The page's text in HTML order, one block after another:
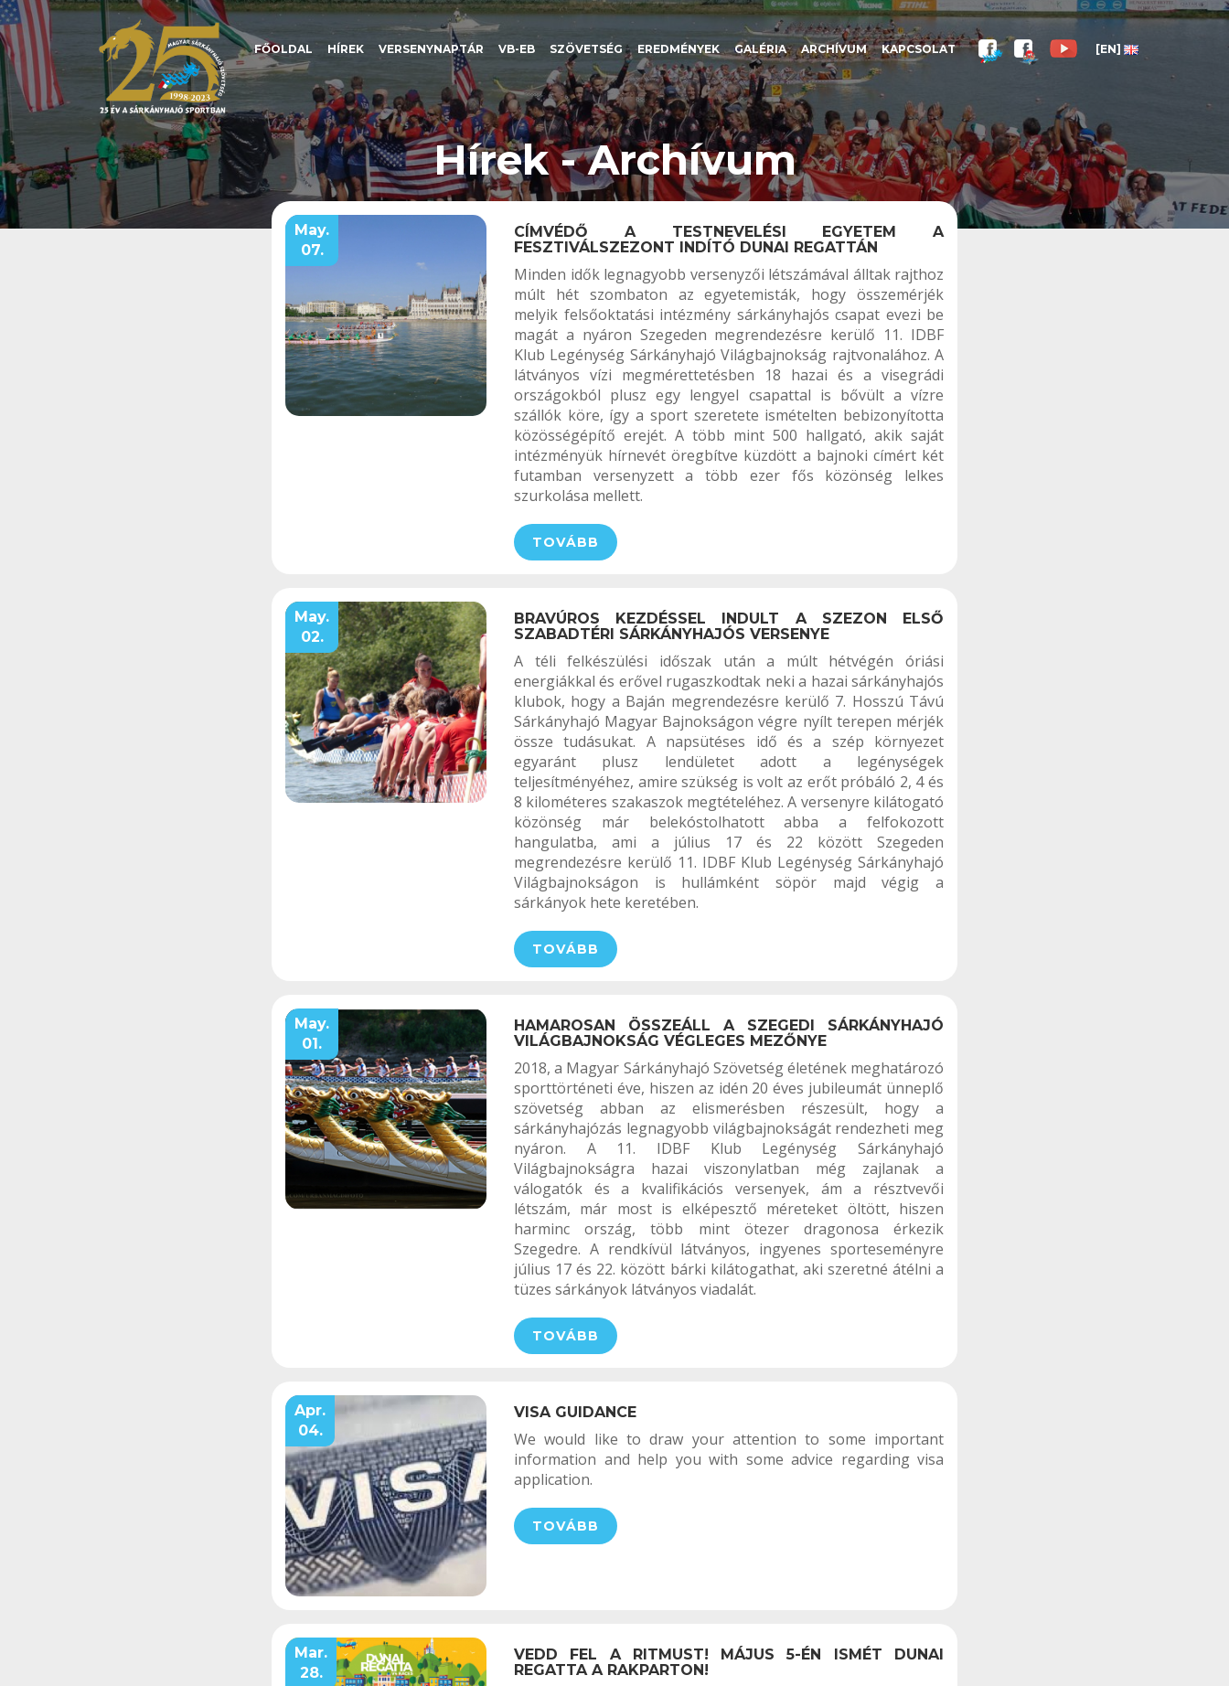
FŐOLDAL HÍREK VERSENYNAPTÁR VB-EB SZÖVETSÉG EREDMÉNYEK GALÉRIA ARCHÍVUM KAPCSOLAT [EN]
Hírek - Archívum
May.
07.
CÍMVÉDŐ A TESTNEVELÉSI EGYETEM A
FESZTIVÁLSZEZONT INDÍTÓ DUNAI REGATTÁN
Minden idők legnagyobb versenyzői létszámával álltak rajthoz
múlt hét szombaton az egyetemisták, hogy összemérjék
melyik felsőoktatási intézmény sárkányhajós csapat evezi be
magát a nyáron Szegeden megrendezésre kerülő 11. IDBF
Klub Legénység Sárkányhajó Világbajnokság rajtvonalához. A
látványos vízi megmérettetésben 18 hazai és a visegrádi
országokból plusz egy lengyel csapattal is bővült a vízre
szállók köre, így a sport szeretete ismételten bebizonyította
közösségépítő erejét. A több mint 500 hallgató, akik saját
intézményük hírnevét öregbítve küzdött a bajnoki címért két
futamban versenyzett a több ezer fős közönség lelkes
szurkolása mellett.
TOVÁBB
May.
02.
BRAVÚROS KEZDÉSSEL INDULT A SZEZON ELSŐ
SZABADTÉRI SÁRKÁNYHAJÓS VERSENYE
A téli felkészülési időszak után a múlt hétvégén óriási
energiákkal és erővel rugaszkodtak neki a hazai sárkányhajós
klubok, hogy a Baján megrendezésre kerülő 7. Hosszú Távú
Sárkányhajó Magyar Bajnokságon végre nyílt terepen mérjék
össze tudásukat. A napsütéses idő és a szép környezet
egyaránt plusz lendületet adott a legénységek
teljesítményéhez, amire szükség is volt az erőt próbáló 2, 4 és
8 kilométeres szakaszok megtételéhez. A versenyre kilátogató
közönség már belekóstolhatott abba a felfokozott
hangulatba, ami a július 17 és 22 között Szegeden
megrendezésre kerülő 11. IDBF Klub Legénység Sárkányhajó
Világbajnokságon is hullámként söpör majd végig a
sárkányok hete keretében.
TOVÁBB
May.
01.
HAMAROSAN ÖSSZEÁLL A SZEGEDI SÁRKÁNYHAJÓ
VILÁGBAJNOKSÁG VÉGLEGES MEZŐNYE
2018, a Magyar Sárkányhajó Szövetség életének meghatározó
sporttörténeti éve, hiszen az idén 20 éves jubileumát ünneplő
szövetség abban az elismerésben részesült, hogy a
sárkányhajózás legnagyobb világbajnokságát rendezheti meg
nyáron. A 11. IDBF Klub Legénység Sárkányhajó
Világbajnokságra hazai viszonylatban még zajlanak a
válogatók és a kvalifikációs versenyek, ám a résztvevői
létszám, már most is elképesztő méreteket öltött, hiszen
harminc ország, több mint ötezer dragonosa érkezik
Szegedre. A rendkívül látványos, ingyenes sporteseményre
július 17 és 22. között bárki kilátogathat, aki szeretné átélni a
tüzes sárkányok látványos viadalát.
TOVÁBB
Apr.
04.
VISA GUIDANCE
We would like to draw your attention to some important
information and help you with some advice regarding visa
application.
TOVÁBB
Mar.
28.
VEDD FEL A RITMUST! MÁJUS 5-ÉN ISMÉT DUNAI
REGATTA A RAKPARTON!